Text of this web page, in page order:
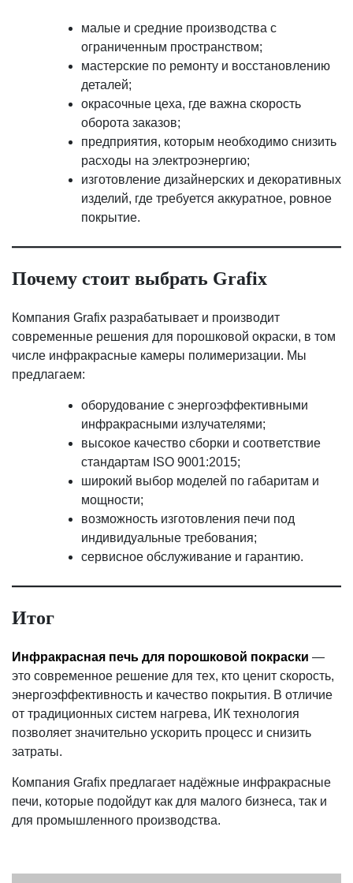
малые и средние производства с
ограниченным пространством;
мастерские по ремонту и восстановлению
деталей;
окрасочные цеха, где важна скорость
оборота заказов;
предприятия, которым необходимо снизить
расходы на электроэнергию;
изготовление дизайнерских и декоративных
изделий, где требуется аккуратное, ровное
покрытие.
Почему стоит выбрать Grafix
Компания Grafix разрабатывает и производит
современные решения для порошковой окраски, в том
числе инфракрасные камеры полимеризации. Мы
предлагаем:
оборудование с энергоэффективными
инфракрасными излучателями;
высокое качество сборки и соответствие
стандартам ISO 9001:2015;
широкий выбор моделей по габаритам и
мощности;
возможность изготовления печи под
индивидуальные требования;
сервисное обслуживание и гарантию.
Итог
Инфракрасная печь для порошковой покраски —
это современное решение для тех, кто ценит скорость,
энергоэффективность и качество покрытия. В отличие
от традиционных систем нагрева, ИК технология
позволяет значительно ускорить процесс и снизить
затраты.
Компания Grafix предлагает надёжные инфракрасные
печи, которые подойдут как для малого бизнеса, так и
для промышленного производства.